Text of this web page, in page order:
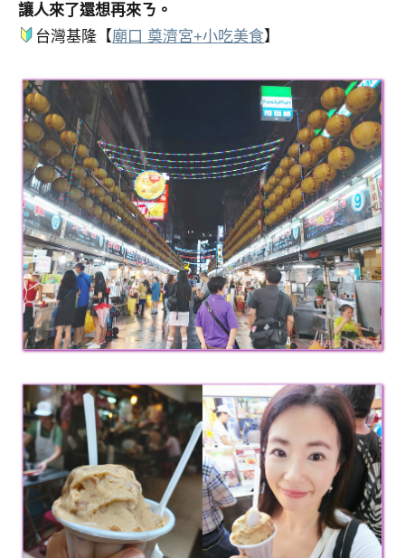
讓人來了還想再來ㄋ。
台灣基隆【廟口 奠濟宮+小吃美食】